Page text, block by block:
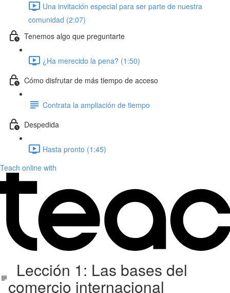
Una invitación especial para ser parte de nuestra
comunidad (2:07)
Tenemos algo que preguntarte
¿Ha merecido la pena? (1:50)
Cómo disfrutar de más tiempo de acceso
Contrata la ampliación de tiempo
Despedida
Hasta pronto (1:45)
Teach online with
Lección 1: Las bases del
comercio internacional